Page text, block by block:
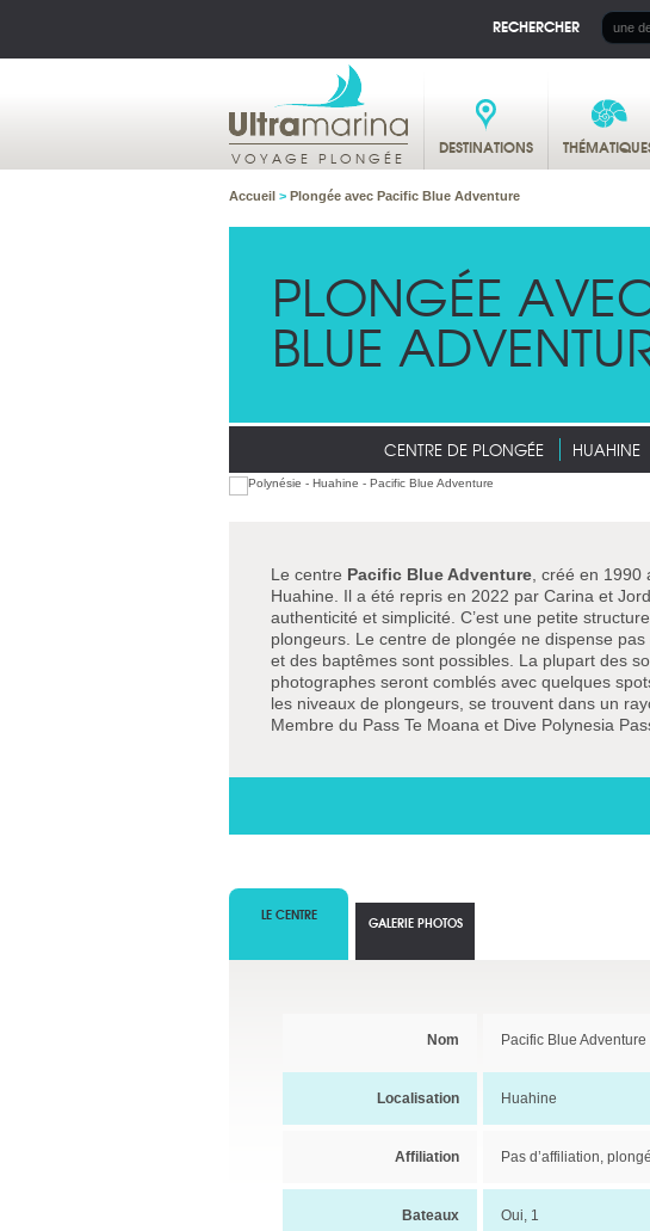
RECHERCHER
VOYAGE PLONGÉE DESTINATIONS
Accueil > Plongée avec Pacific Blue Adventure
PLONGÉE
BLUE
CENTRE DE PLONGÉE HUAHINE
Le centre Pacific Blue Adventure , créé en
Huahine. Il a été repris en 2022 par Carina et
authenticité et simplicité. C’est une petite
plongeurs. Le centre de plongée ne dispense
et des baptêmes sont possibles. La plupart des
photographes seront comblés avec quelques
les niveaux de plongeurs, se trouvent dans un
Membre du Pass Te Moana et Dive Polynesia
LE CENTRE
Nom Pacific Blue Adventure
Localisation Huahine
Affiliation Pas d’affiliation,
Bateaux Oui, 1
GALERIE PHOTOS